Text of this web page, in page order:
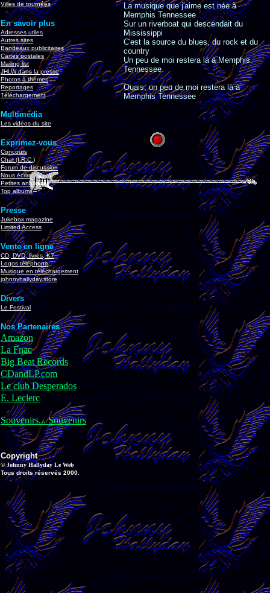
Villes de tournées
En savoir plus
Adresses utiles
Autres sites
Bandeaux publicitaires
Cartes postales
Mailing list
JHLW dans la presse
Photos à thèmes
Reportages
Téléchargement
Multimédia
Les vidéos du site
Exprimez-vous
Concours
Chat (I.R.C.)
Forum de discussion
Nous écrire
Petites annonces
Top albums
Presse
Jukebox magazine
Limited Access
Vente en ligne
CD, DVD, livres, K7
Logos téléphone
Musique en téléchargement
johnnyhallyday.store
Divers
Le Festival
Nos Partenaires
Amazon
La Fnac
Big Beat Records
CDandLP.com
Le club Desperados
E. Leclerc
Souvenirs... Souvenirs
Copyright
© Johnny Hallyday Le Web
Tous droits réservés 2000.
La musique que j'aime est née à
Memphis Tennessee
Sur un riverboat qui descendait du
Mississippi
C'est la source du blues, du rock et du
country
Un peu de moi restera là à Memphis
Tennessee
Ouais, un peu de moi restera là à
Memphis Tennessee